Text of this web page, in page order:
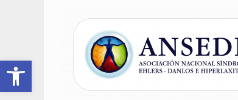
Abrir barra de herramientas
ANSEDH